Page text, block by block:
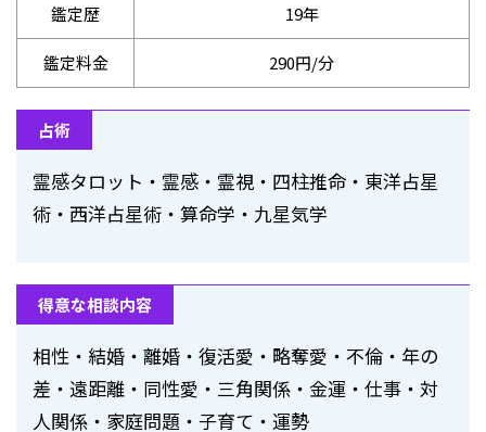
鑑定歴 19年
鑑定料金 290円/分
占術
霊感タロット・霊感・霊視・四柱推命・東洋占星
術・西洋占星術・算命学・九星気学
得意な相談内容
相性・結婚・離婚・復活愛・略奪愛・不倫・年の
差・遠距離・同性愛・三角関係・金運・仕事・対
人関係・家庭問題・子育て・運勢